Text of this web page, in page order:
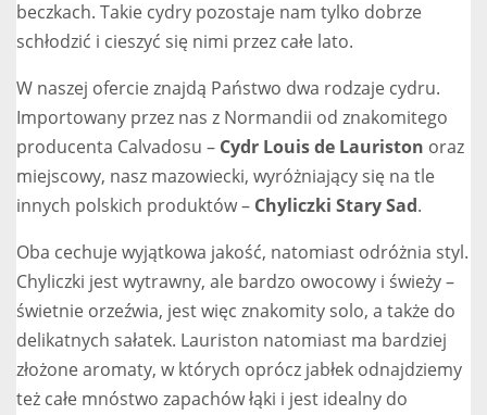
beczkach. Takie cydry pozostaje nam tylko dobrze
schłodzić i cieszyć się nimi przez całe lato.
W naszej ofercie znajdą Państwo dwa rodzaje cydru.
Importowany przez nas z Normandii od znakomitego
producenta Calvadosu – Cydr Louis de Lauriston oraz
miejscowy, nasz mazowiecki, wyróżniający się na tle
innych polskich produktów – Chyliczki Stary Sad.
Oba cechuje wyjątkowa jakość, natomiast odróżnia styl.
Chyliczki jest wytrawny, ale bardzo owocowy i świeży –
świetnie orzeźwia, jest więc znakomity solo, a także do
delikatnych sałatek. Lauriston natomiast ma bardziej
złożone aromaty, w których oprócz jabłek odnajdziemy
też całe mnóstwo zapachów łąki i jest idealny do